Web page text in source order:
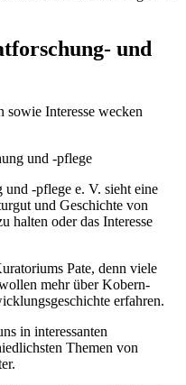
und
Interesse wecken
und -pflege
-pflege e. V. sieht eine
und Geschichte von
halten oder das Interesse
Pate, denn viele
mehr über Kobern-
erfahren.
in interessanten
Themen von